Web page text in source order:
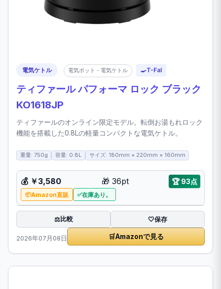
電気ケトル 電気ポット・電気ケトル 🍳T-Fal
ティファール パフォーマ ロック ブラック
KO1618JP
ティファールのオンライン限定モデル。転倒お湯もれロック
機能を搭載した0.8Lの軽量コンパクトな電気ケトル。
重量: 750g 容量: 0.8L サイズ: 180mm × 220mm × 160mm
💰 ￥3,580 🎁 36pt 🏆93点
Amazon直販 在庫あり。
⚖️比較 🤍保存
2026年07月08日 🛒Amazonで見る